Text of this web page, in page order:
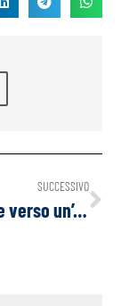
SUCCESSIVO
Il Giappone verso un’era di “migrazione di massa”